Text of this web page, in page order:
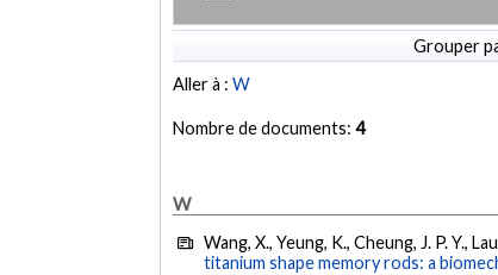
Grouper
Aller à :W
Nombre de documents:4
W
Wang, X., Yeung, K., Cheung, J. P. Y.,
titanium shape memory rods: a